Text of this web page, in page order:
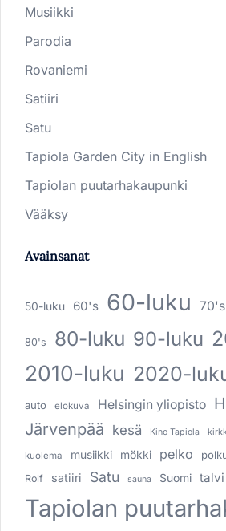
Musiikki
Parodia
Rovaniemi
Satiiri
Satu
Tapiola Garden City in English
Tapiolan puutarhakaupunki
Vääksy
Avainsanat
50-luku 60's 60-luku 70's
80's 80-luku 90-luku
2010-luku 2020-
auto elokuva Helsingin yliopisto
Järvenpää kesä Kino Tapiola
kuolema musiikki mökki pelko
Rolf satiiri Satu sauna Suomi talvi
Tapiolan